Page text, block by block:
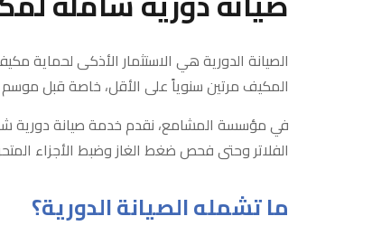
الصيانة الدورية هي الاستثمار الأذكى لحماية
المكيف مرتين سنوياً على الأقل، خاصة قبل موسم
في مؤسسة المشامع، نقدم خدمة صيانة دورية
الفلاتر وحتى فحص ضغط الغاز وضبط الأجزاء
ما تشمله الصيانة الدورية؟